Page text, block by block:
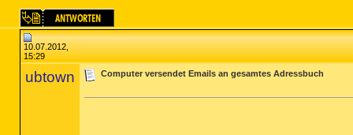
10.07.2012,
15:29
ubtown Computer versendet Emails an gesamtes Adressbuch